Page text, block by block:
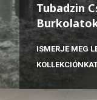
Tubadzin
ISMERJE MEG